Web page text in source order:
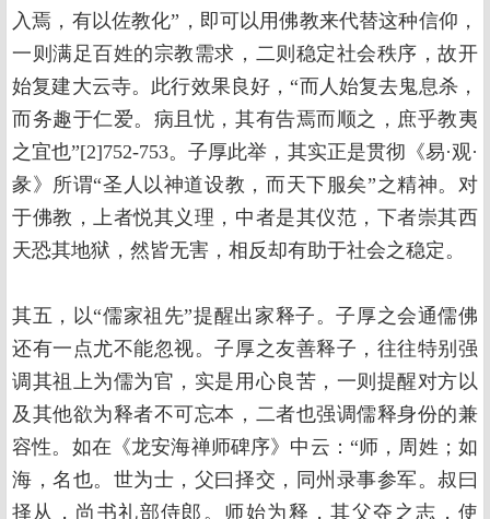
入焉，有以佐教化”，即可以用佛教来代替这种信仰，
一则满足百姓的宗教需求，二则稳定社会秩序，故开
始复建大云寺。此行效果良好，“而人始复去鬼息杀，
而务趣于仁爱。病且忧，其有告焉而顺之，庶乎教夷
之宜也”[2]752-753。子厚此举，其实正是贯彻《易·观·
彖》所谓“圣人以神道设教，而天下服矣”之精神。对
于佛教，上者悦其义理，中者是其仪范，下者崇其西
天恐其地狱，然皆无害，相反却有助于社会之稳定。
其五，以“儒家祖先”提醒出家释子。子厚之会通儒佛
还有一点尤不能忽视。子厚之友善释子，往往特别强
调其祖上为儒为官，实是用心良苦，一则提醒对方以
及其他欲为释者不可忘本，二者也强调儒释身份的兼
容性。如在《龙安海禅师碑序》中云：“师，周姓；如
海，名也。世为士，父曰择交，同州录事参军。叔曰
择从，尚书礼部侍郎。师始为释，其父夺之志，使